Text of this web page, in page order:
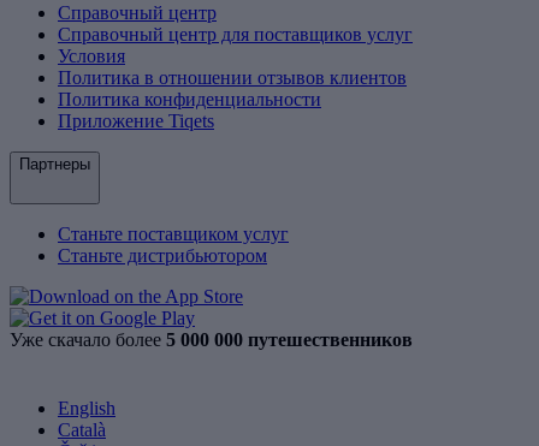
Справочный центр
Справочный центр для поставщиков услуг
Условия
Политика в отношении отзывов клиентов
Политика конфиденциальности
Приложение Tiqets
Партнеры
Станьте поставщиком услуг
Станьте дистрибьютором
Уже скачало более 5 000 000 путешественников
English
Català